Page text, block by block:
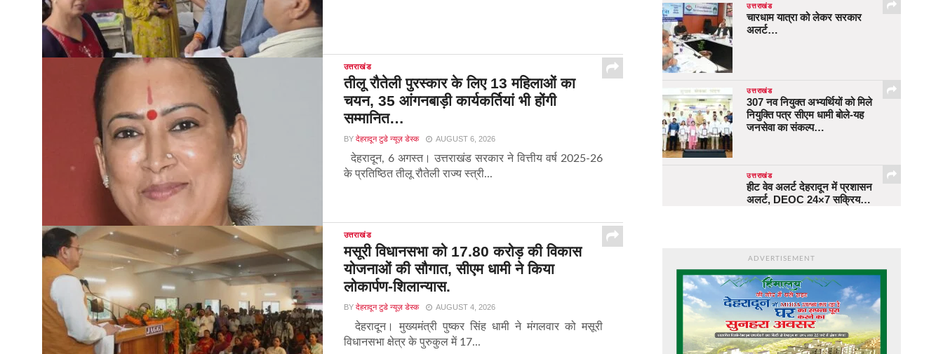
उत्तराखंड
तीलू रौतेली पुरस्कार के लिए 13 महिलाओं का
चयन, 35 आंगनबाड़ी कार्यकर्तियां भी होंगी
सम्मानित…
BY देहरादून टुडे न्यूज़ डेस्क AUGUST 6, 2026
देहरादून, 6 अगस्त। उत्तराखंड सरकार ने वित्तीय वर्ष 2025-26
के प्रतिष्ठित तीलू रौतेली राज्य स्त्री...
उत्तराखंड
मसूरी विधानसभा को 17.80 करोड़ की विकास
योजनाओं की सौगात, सीएम धामी ने किया
लोकार्पण-शिलान्यास.
BY देहरादून टुडे न्यूज़ डेस्क AUGUST 4, 2026
देहरादून। मुख्यमंत्री पुष्कर सिंह धामी ने मंगलवार को मसूरी
विधानसभा क्षेत्र के पुरुकुल में 17...
उत्तराखंड
चारधाम यात्रा को लेकर सरकार
अलर्ट…
उत्तराखंड
307 नव नियुक्त अभ्यर्थियों को मिले
नियुक्ति पत्र सीएम धामी बोले-यह
जनसेवा का संकल्प…
उत्तराखंड
हीट वेव अलर्ट देहरादून में प्रशासन
अलर्ट, DEOC 24×7 सक्रिय…
ADVERTISEMENT